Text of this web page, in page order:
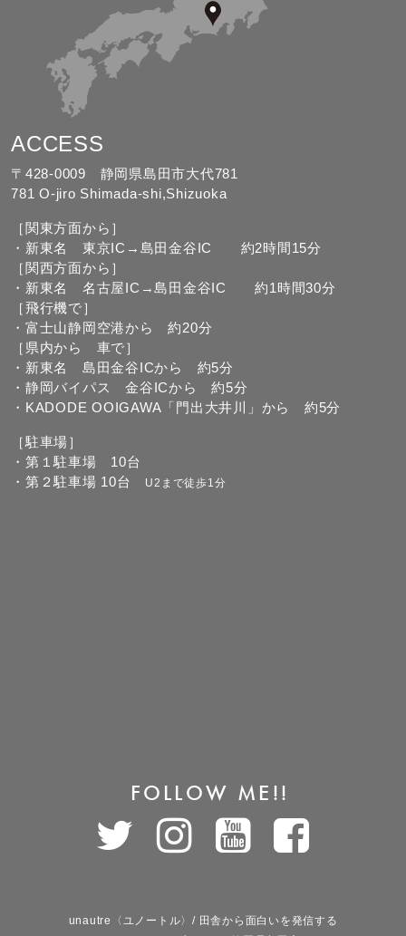
ACCESS
〒428-0009 静岡県島田市大代781
781 O-jiro Shimada-shi,Shizuoka
［関東方面から］
・新東名 東京IC→島田金谷IC 約2時間15分
［関西方面から］
・新東名 名古屋IC→島田金谷IC 約1時間30分
［飛行機で］
・富士山静岡空港から 約20分
［県内から 車で］
・新東名 島田金谷ICから 約5分
・静岡バイパス 金谷ICから 約5分
・KADODE OOIGAWA「門出大井川」から 約5分
［駐車場］
・第１駐車場 10台
・第２駐車場 10台
U2まで徒歩1分
FOLLOW ME!!
unautre〈ユノートル〉/ 田舎から面白いを発信する